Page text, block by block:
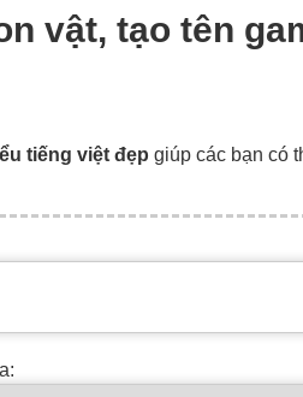
vật, tạo tên
tiếng việt đẹp giúp các bạn có